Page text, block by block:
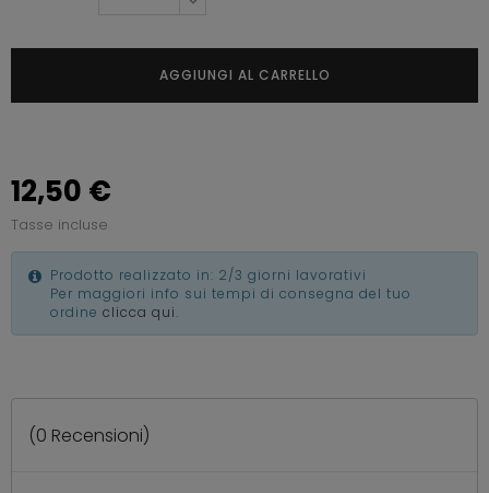
AGGIUNGI AL CARRELLO
12,50 €
Tasse incluse
Prodotto realizzato in: 2/3 giorni lavorativi
Per maggiori info sui tempi di consegna del tuo
ordine clicca qui.
(0 Recensioni)